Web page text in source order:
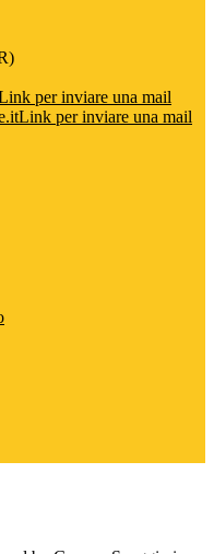
per inviare una mail
Link per inviare una mail